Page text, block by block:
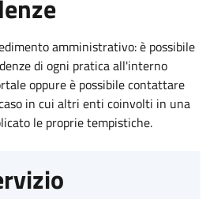
amministrativo: è possibile
di ogni pratica all'interno
oppure è possibile contattare
in cui altri enti coinvolti in una
le proprie tempistiche.